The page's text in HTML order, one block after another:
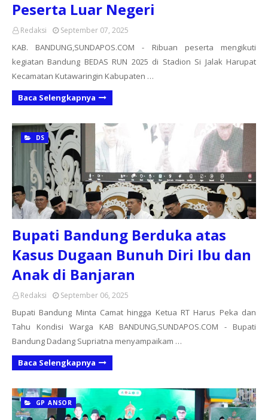
Peserta Luar Negeri
Redaksi September 07, 2025
KAB. BANDUNG,SUNDAPOS.COM - Ribuan peserta mengikuti
kegiatan Bandung BEDAS RUN 2025 di Stadion Si Jalak Harupat
Kecamatan Kutawaringin Kabupaten …
Baca Selengkapnya
DS
Bupati Bandung Berduka atas
Kasus Dugaan Bunuh Diri Ibu dan
Anak di Banjaran
Redaksi September 06, 2025
Bupati Bandung Minta Camat hingga Ketua RT Harus Peka dan
Tahu Kondisi Warga KAB BANDUNG,SUNDAPOS.COM - Bupati
Bandung Dadang Supriatna menyampaikam …
Baca Selengkapnya
GP ANSOR